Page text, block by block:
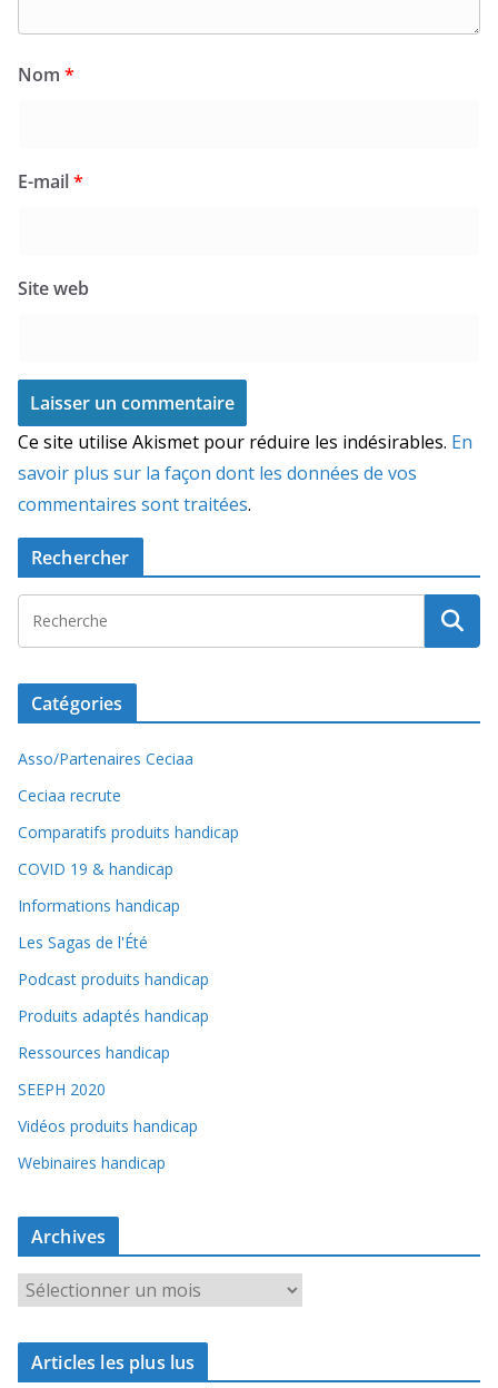
Nom *
E-mail*
Site web
Ce site utilise Akismet pour réduire les indésirables. En
savoir plus sur la façon dont les données de vos
commentaires sont traitées.
Rechercher
Catégories
Asso/Partenaires Ceciaa
Ceciaa recrute
Comparatifs produits handicap
COVID 19 & handicap
Informations handicap
Les Sagas de l'Été
Podcast produits handicap
Produits adaptés handicap
Ressources handicap
SEEPH 2020
Vidéos produits handicap
Webinaires handicap
Archives
c
Articles les plus lus